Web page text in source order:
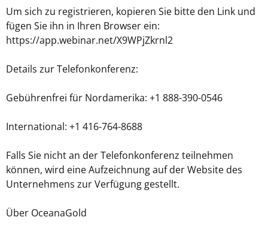
Um sich zu registrieren, kopieren Sie bitte den Link und
fügen Sie ihn in Ihren Browser ein:
https://app.webinar.net/X9WPjZkrnl2
Details zur Telefonkonferenz:
Gebührenfrei für Nordamerika: +1 888-390-0546
International: +1 416-764-8688
Falls Sie nicht an der Telefonkonferenz teilnehmen
können, wird eine Aufzeichnung auf der Website des
Unternehmens zur Verfügung gestellt.
Über OceanaGold